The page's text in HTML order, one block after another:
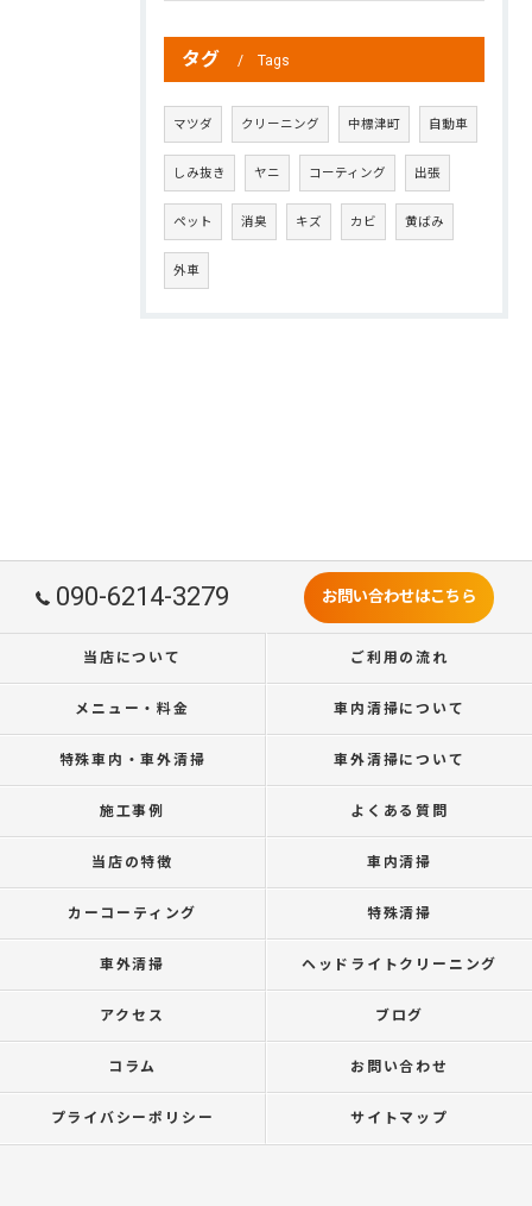
タグ Tags
マツダ クリーニング 中標津町 自動車
しみ抜き ヤニ コーティング 出張
ペット 消臭 キズ カビ 黄ばみ
外車
090-6214-3279 お問い合わせはこちら
当店について ご利用の流れ
メニュー・料金 車内清掃について
特殊車内・車外清掃 車外清掃について
施工事例 よくある質問
当店の特徴 車内清掃
カーコーティング 特殊清掃
車外清掃 ヘッドライトクリーニング
アクセス ブログ
コラム お問い合わせ
プライバシーポリシー サイトマップ